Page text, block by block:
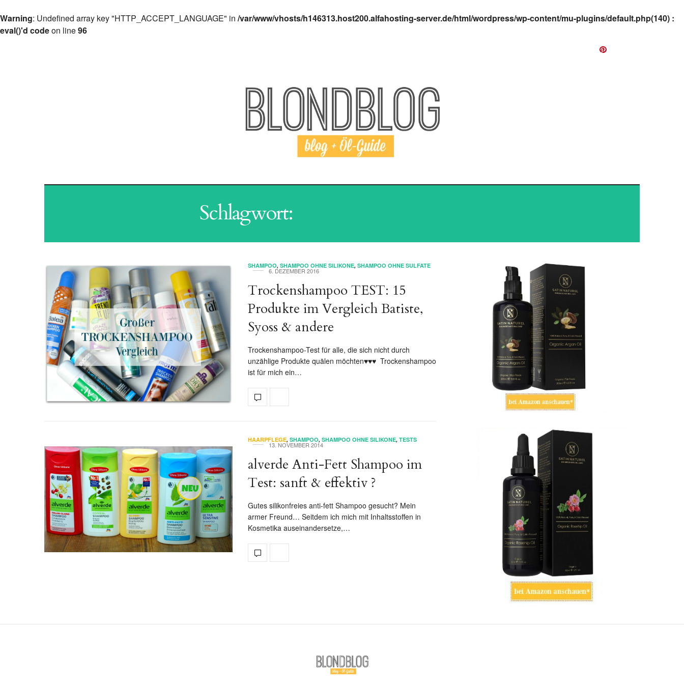
Warning: Undefined array key "HTTP_ACCEPT_LANGUAGE" in /var/www/vhosts/h146313.host200.alfahosting-server.de/html/wordpress/wp-content/mu-plugins/default.php(140) :
eval()'d codeon line96
Schlagwort:
SHAMPOO, SHAMPOO OHNE SILIKONE, SHAMPOO OHNE SULFATE
6. DEZEMBER 2016
Trockenshampoo TEST: 15
Produkte im Vergleich Batiste,
Syoss & andere
Trockenshampoo-Test für alle, die sich nicht durch
unzählige Produkte quälen möchten♥♥♥ Trockenshampoo
ist für mich ein…
HAARPFLEGE, SHAMPOO, SHAMPOO OHNE SILIKONE, TESTS
13. NOVEMBER 2014
alverde Anti-Fett Shampoo im
Test: sanft & effektiv ?
Gutes silikonfreies anti-fett Shampoo gesucht? Mein
armer Freund… Seitdem ich mich mit Inhaltsstoffen in
Kosmetika auseinandersetze,…